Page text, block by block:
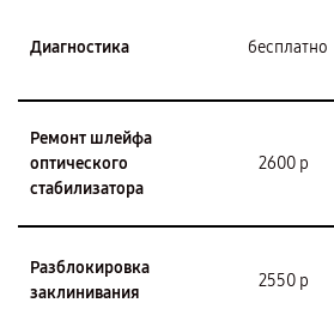
Диагностика бесплатно
Ремонт шлейфа
оптического
стабилизатора
2600 р
Разблокировка
заклинивания
2550 р